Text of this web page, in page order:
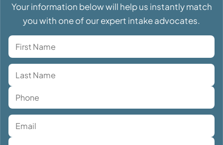
Your information below will help us instantly match
you with one of our expert intake advocates.